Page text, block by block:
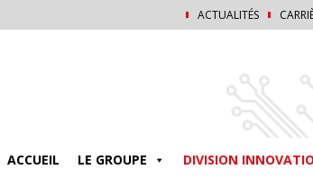
ACTUALITÉS
ACCUEIL LE GROUPE DIVISION